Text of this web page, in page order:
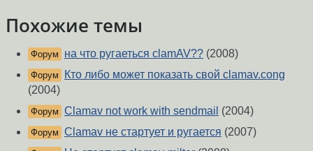
Похожие темы
Форум на что ругаеться clamAV?? (2008)
Форум
Кто либо может показать свой clamav.cong
(2004)
Форум Clamav not work with sendmail (2004)
Форум Clamav не стартует и ругается (2007)